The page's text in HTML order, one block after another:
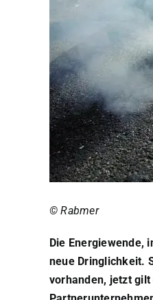
© Rabmer
Die Energiewende,
neue Dringlichkeit.
vorhanden, jetzt